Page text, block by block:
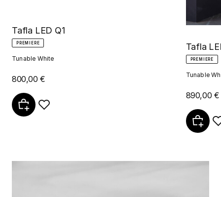
Tafla LED Q1
PREMIERE
Tunable White
800,00 €
Tafla
PREMIERE
Tunable
890,00 €